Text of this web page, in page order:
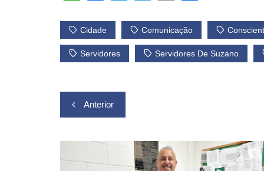
at
s
A
p
c
e
b
o
k
itt
er
e
gr
a
p
y
Li
ar
e
Cidade Comunicação
Servidores Servidores De Suzano
Navegação
de
Post
Anterior